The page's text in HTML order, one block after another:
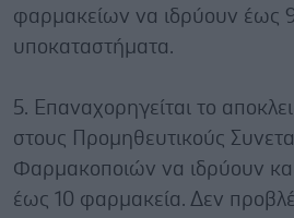
φαρμακείων να ιδρύουν έως
υποκαταστήματα.
5. Επαναχορηγείται το
στους Προμηθευτικούς
Φαρμακοποιών να ιδρύουν
έως 10 φαρμακεία. Δεν